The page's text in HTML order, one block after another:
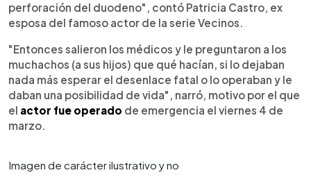
perforación del duodeno", contó Patricia Castro, ex
esposa del famoso actor de la serie Vecinos.
"Entonces salieron los médicos y le preguntaron a los
muchachos (a sus hijos) que qué hacían, si lo dejaban
nada más esperar el desenlace fatal o lo operaban y le
daban una posibilidad de vida", narró, motivo por el que
el actor fue operado de emergencia el viernes 4 de
marzo.
Imagen de carácter ilustrativo y no